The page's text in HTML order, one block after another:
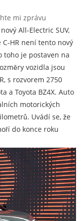
mi zprávu
All-Electric SUV,
C-HR není tento nový
toho je postaven na
vozidla jsou
s rozvorem 2750
a Toyota BZ4X. Auto
motorických
Uvádí se, že
do konce roku